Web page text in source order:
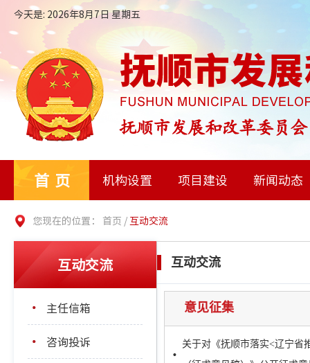
今天是: 2026年8月7日 星期五
首页 机构设置 项目建设 新闻动态
您现在的位置： 首页 / 互动交流
互动交流
主任信箱
咨询投诉
互动交流
意见征集
关于对《抚顺市落实<辽宁省